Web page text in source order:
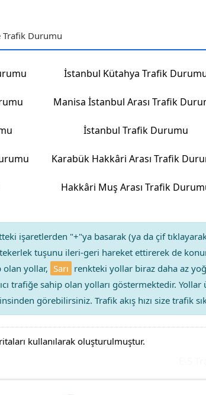
Durumu
İstanbul Kütahya Trafik
Manisa İstanbul Arası Trafik
İstanbul Trafik Durumu
Karabük Hakkâri Arası Trafik
Hakkâri Muş Arası Trafik
işaretlerden "+"ya basarak (ya da çif
tuşunu ileri-geri hareket ettirerek de
yollar, Sarı renkteki yollar biraz daha az
trafiğe sahip olan yolları göstermektedir.
görebilirsiniz. Trafik akış hızı size trafik
kullanılarak oluşturulmuştur.